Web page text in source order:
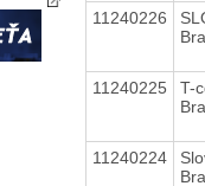
11240226
11240225
T-
11240224